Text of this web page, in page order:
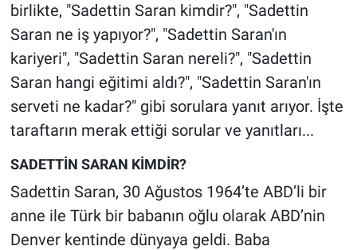
birlikte, "Sadettin Saran kimdir?", "Sadettin
Saran ne iş yapıyor?", "Sadettin Saran'ın
kariyeri", "Sadettin Saran nereli?", "Sadettin
Saran hangi eğitimi aldı?", "Sadettin Saran'ın
serveti ne kadar?" gibi sorulara yanıt arıyor. İşte
taraftarın merak ettiği sorular ve yanıtları...
SADETTİN SARAN KİMDİR?
Sadettin Saran, 30 Ağustos 1964’te ABD’li bir
anne ile Türk bir babanın oğlu olarak ABD’nin
Denver kentinde dünyaya geldi. Baba
Kültür Sanat
Ne demişti
Nedir
Popüler
Sağlık